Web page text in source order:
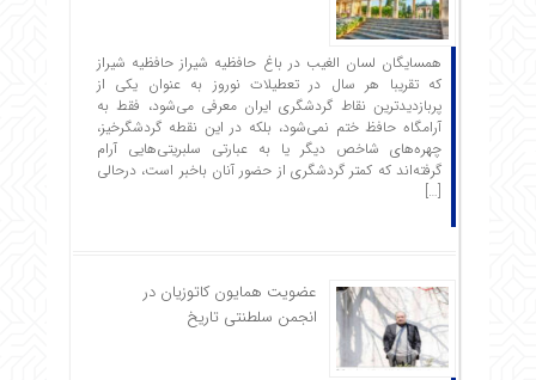
همسایگان لسان الغیب در باغ حافظیه شیراز حافظیه‌ شیراز
که تقریبا هر سال در تعطیلات نوروز به عنوان یکی از
پربازدیدترین نقاط گردشگری ایران معرفی می‌شود، فقط به
آرامگاه حافظ ختم نمی‌شود، بلکه در این نقطه گردشگرخیز،
چهره‌های شاخص دیگر یا به عبارتی سلبریتی‌هایی آرام
گرفته‌اند که کمتر گردشگری از حضور آنان باخبر است، درحالی
[…]
عضویت همایون کاتوزیان در
انجمن سلطنتی تاریخ